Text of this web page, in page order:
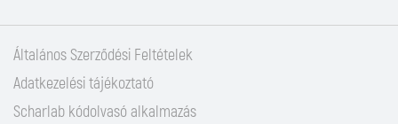
Általános Szerződési Feltételek
Adatkezelési tájékoztató
Scharlab kódolvasó alkalmazás